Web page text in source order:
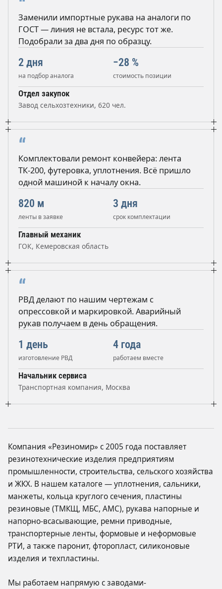
“
Заменили импортные рукава на аналоги по
ГОСТ — линия не встала, ресурс тот же.
Подобрали за два дня по образцу.
2 дня
на подбор аналога
−28 %
стоимость позиции
Отдел закупок
Завод сельхозтехники, 620 чел.
“
Комплектовали ремонт конвейера: лента
ТК-200, футеровка, уплотнения. Всё пришло
одной машиной к началу окна.
820 м
ленты в заявке
3 дня
срок комплектации
Главный механик
ГОК, Кемеровская область
“
РВД делают по нашим чертежам с
опрессовкой и маркировкой. Аварийный
рукав получаем в день обращения.
1 день
изготовление РВД
4 года
работаем вместе
Начальник сервиса
Транспортная компания, Москва
Компания «Резиномир» с 2005 года поставляет
резинотехнические изделия предприятиям
промышленности, строительства, сельского хозяйства
и ЖКХ. В нашем каталоге — уплотнения, сальники,
манжеты, кольца круглого сечения, пластины
резиновые (ТМКЩ, МБС, АМС), рукава напорные и
напорно-всасывающие, ремни приводные,
транспортерные ленты, формовые и неформовые
РТИ, а также паронит, фторопласт, силиконовые
изделия и техпластины.
Мы работаем напрямую с заводами-